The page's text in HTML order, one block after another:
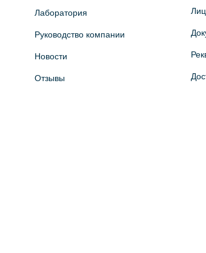
Лаборатория
Руководство компании
Новости
Отзывы